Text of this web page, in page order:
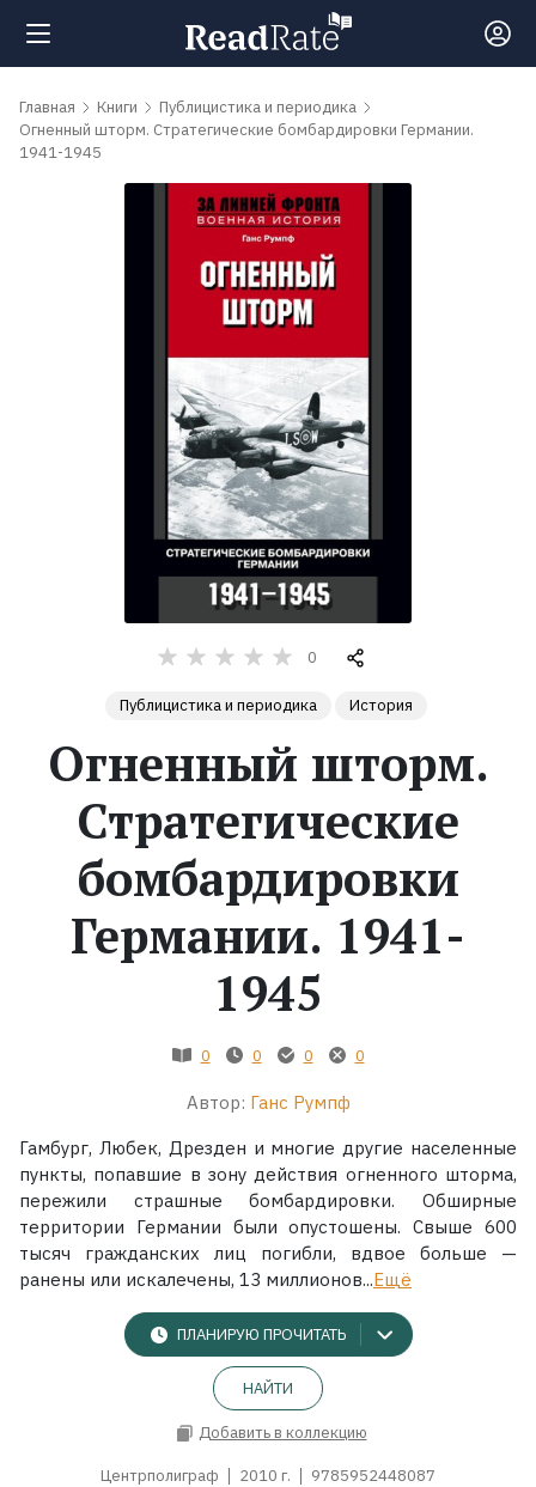
Поиск
обсуждаемые
Экранизации
Главная Книги
Публицистика и периодика
Огненный шторм. Стратегические бомбардировки Германии.
1941-1945
0
Публицистика и периодика История
Огненный шторм.
Стратегические
бомбардировки
Германии. 1941-
1945
0 0 0 0
Автор: Ганс Румпф
Гамбург, Любек, Дрезден и многие другие населенные
пункты, попавшие в зону действия огненного шторма,
пережили страшные бомбардировки. Обширные
территории Германии были опустошены. Свыше 600
тысяч гражданских лиц погибли, вдвое больше —
ранены или искалечены, 13 миллионов...Ещё
ПЛАНИРУЮ ПРОЧИТАТЬ
НАЙТИ
Добавить в коллекцию
Центрполиграф 2010 г. 9785952448087